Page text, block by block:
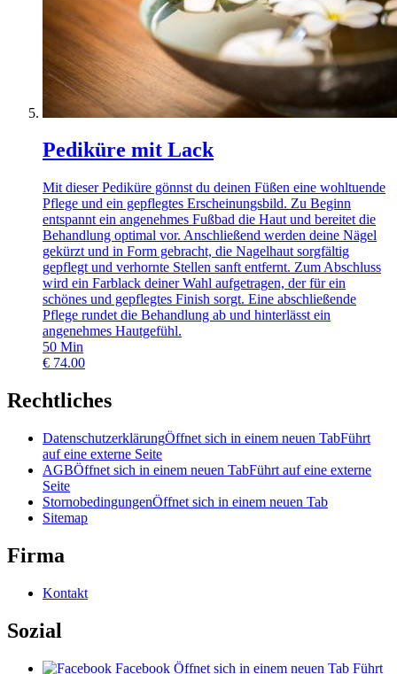
Pediküre mit Lack
Mit dieser Pediküre gönnst du deinen Füßen eine wohltuende
Pflege und ein gepflegtes Erscheinungsbild. Zu Beginn
entspannt ein angenehmes Fußbad die Haut und bereitet die
Behandlung optimal vor. Anschließend werden deine Nägel
gekürzt und in Form gebracht, die Nagelhaut sorgfältig
gepflegt und verhornte Stellen sanft entfernt. Zum Abschluss
wird ein Farblack deiner Wahl aufgetragen, der für ein
schönes und gepflegtes Finish sorgt. Eine abschließende
Pflege rundet die Behandlung ab und hinterlässt ein
angenehmes Hautgefühl.
50 Min
€ 74.00
Rechtliches
DatenschutzerklärungÖffnet sich in einem neuen TabFührt
auf eine externe Seite
AGBÖffnet sich in einem neuen TabFührt auf eine externe
Seite
StornobedingungenÖffnet sich in einem neuen Tab
Sitemap
Firma
Kontakt
Sozial
Facebook Öffnet sich in einem neuen Tab Führt